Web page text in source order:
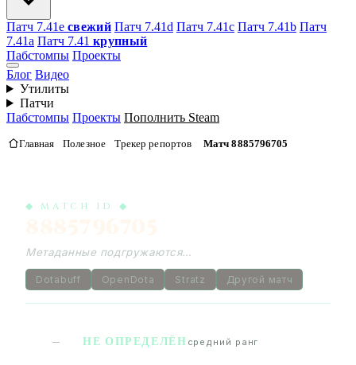
Патч 7.41e свежий Патч 7.41d Патч 7.41c Патч 7.41b Патч
7.41а Патч 7.41 крупный
Пабстомпы Проекты
Блог Видео
Утилиты
Патчи
Пабстомпы Проекты Пополнить Steam
Главная Полезное Трекер репортов Матч 8885796705
◆ MATCH ID ◆
Метаданные подгружаются…
Dotabuff OpenDota Stratz Другой матч
— НЕ ОПРЕДЕЛЁН средний ранг